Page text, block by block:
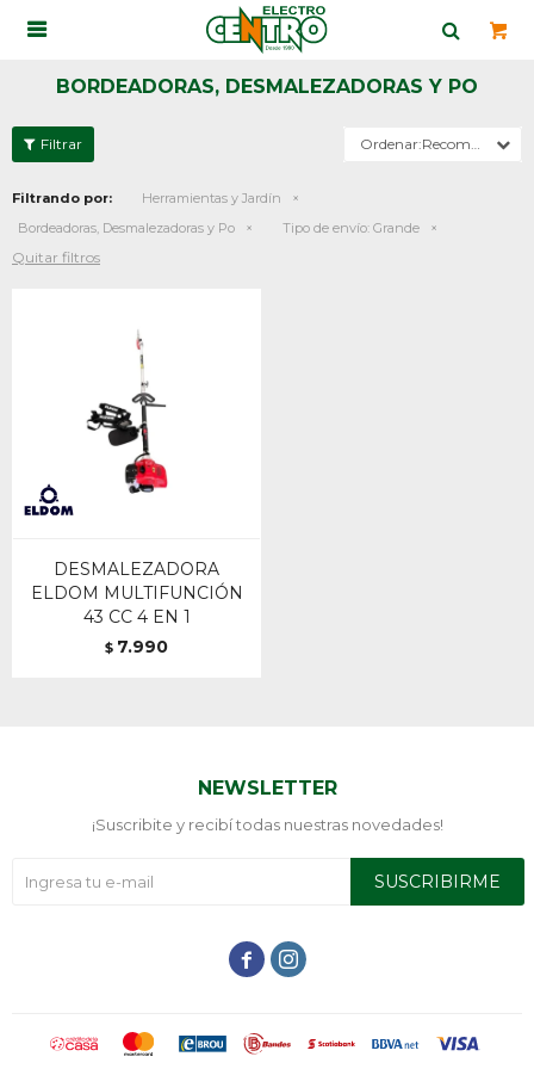

BORDEADORAS, DESMALEZADORAS Y PO
Recomendados
Filtrando por:
Herramientas y Jardín
Bordeadoras, Desmalezadoras y Po
Tipo de envío: Grande
Quitar filtros
DESMALEZADORA
ELDOM MULTIFUNCIÓN
43 CC 4 EN 1
$ 7.990
NEWSLETTER
¡Suscribite y recibí todas nuestras novedades!
SUSCRIBIRME
 